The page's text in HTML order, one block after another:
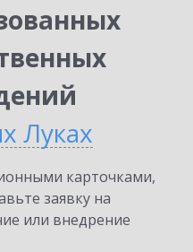
Луках
карточками,
заявку на
или внедрение